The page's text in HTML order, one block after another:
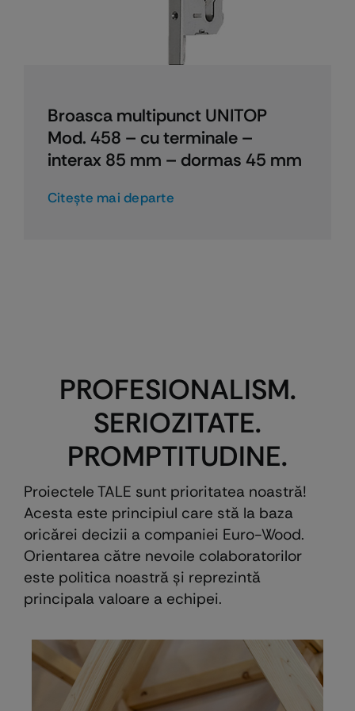
Broasca multipunct UNITOP
Mod. 458 – cu terminale –
interax 85 mm – dormas 45 mm
Citeşte mai departe
PROFESIONALISM.
SERIOZITATE.
PROMPTITUDINE.
Proiectele TALE sunt prioritatea noastră!
Acesta este principiul care stă la baza
oricărei decizii a companiei Euro-Wood.
Orientarea către nevoile colaboratorilor
este politica noastră şi reprezintă
principala valoare a echipei.